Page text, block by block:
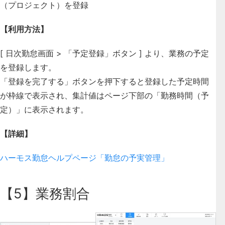
（プロジェクト）を登録
【利用方法】
[ 日次勤怠画面 > 「予定登録」ボタン ] より、業務の予定
を登録します。
「登録を完了する」ボタンを押下すると登録した予定時間
が枠線で表示され、集計値はページ下部の「勤務時間（予
定）」に表示されます。
【詳細】
ハーモス勤怠ヘルプページ「勤怠の予実管理」
【5】業務割合